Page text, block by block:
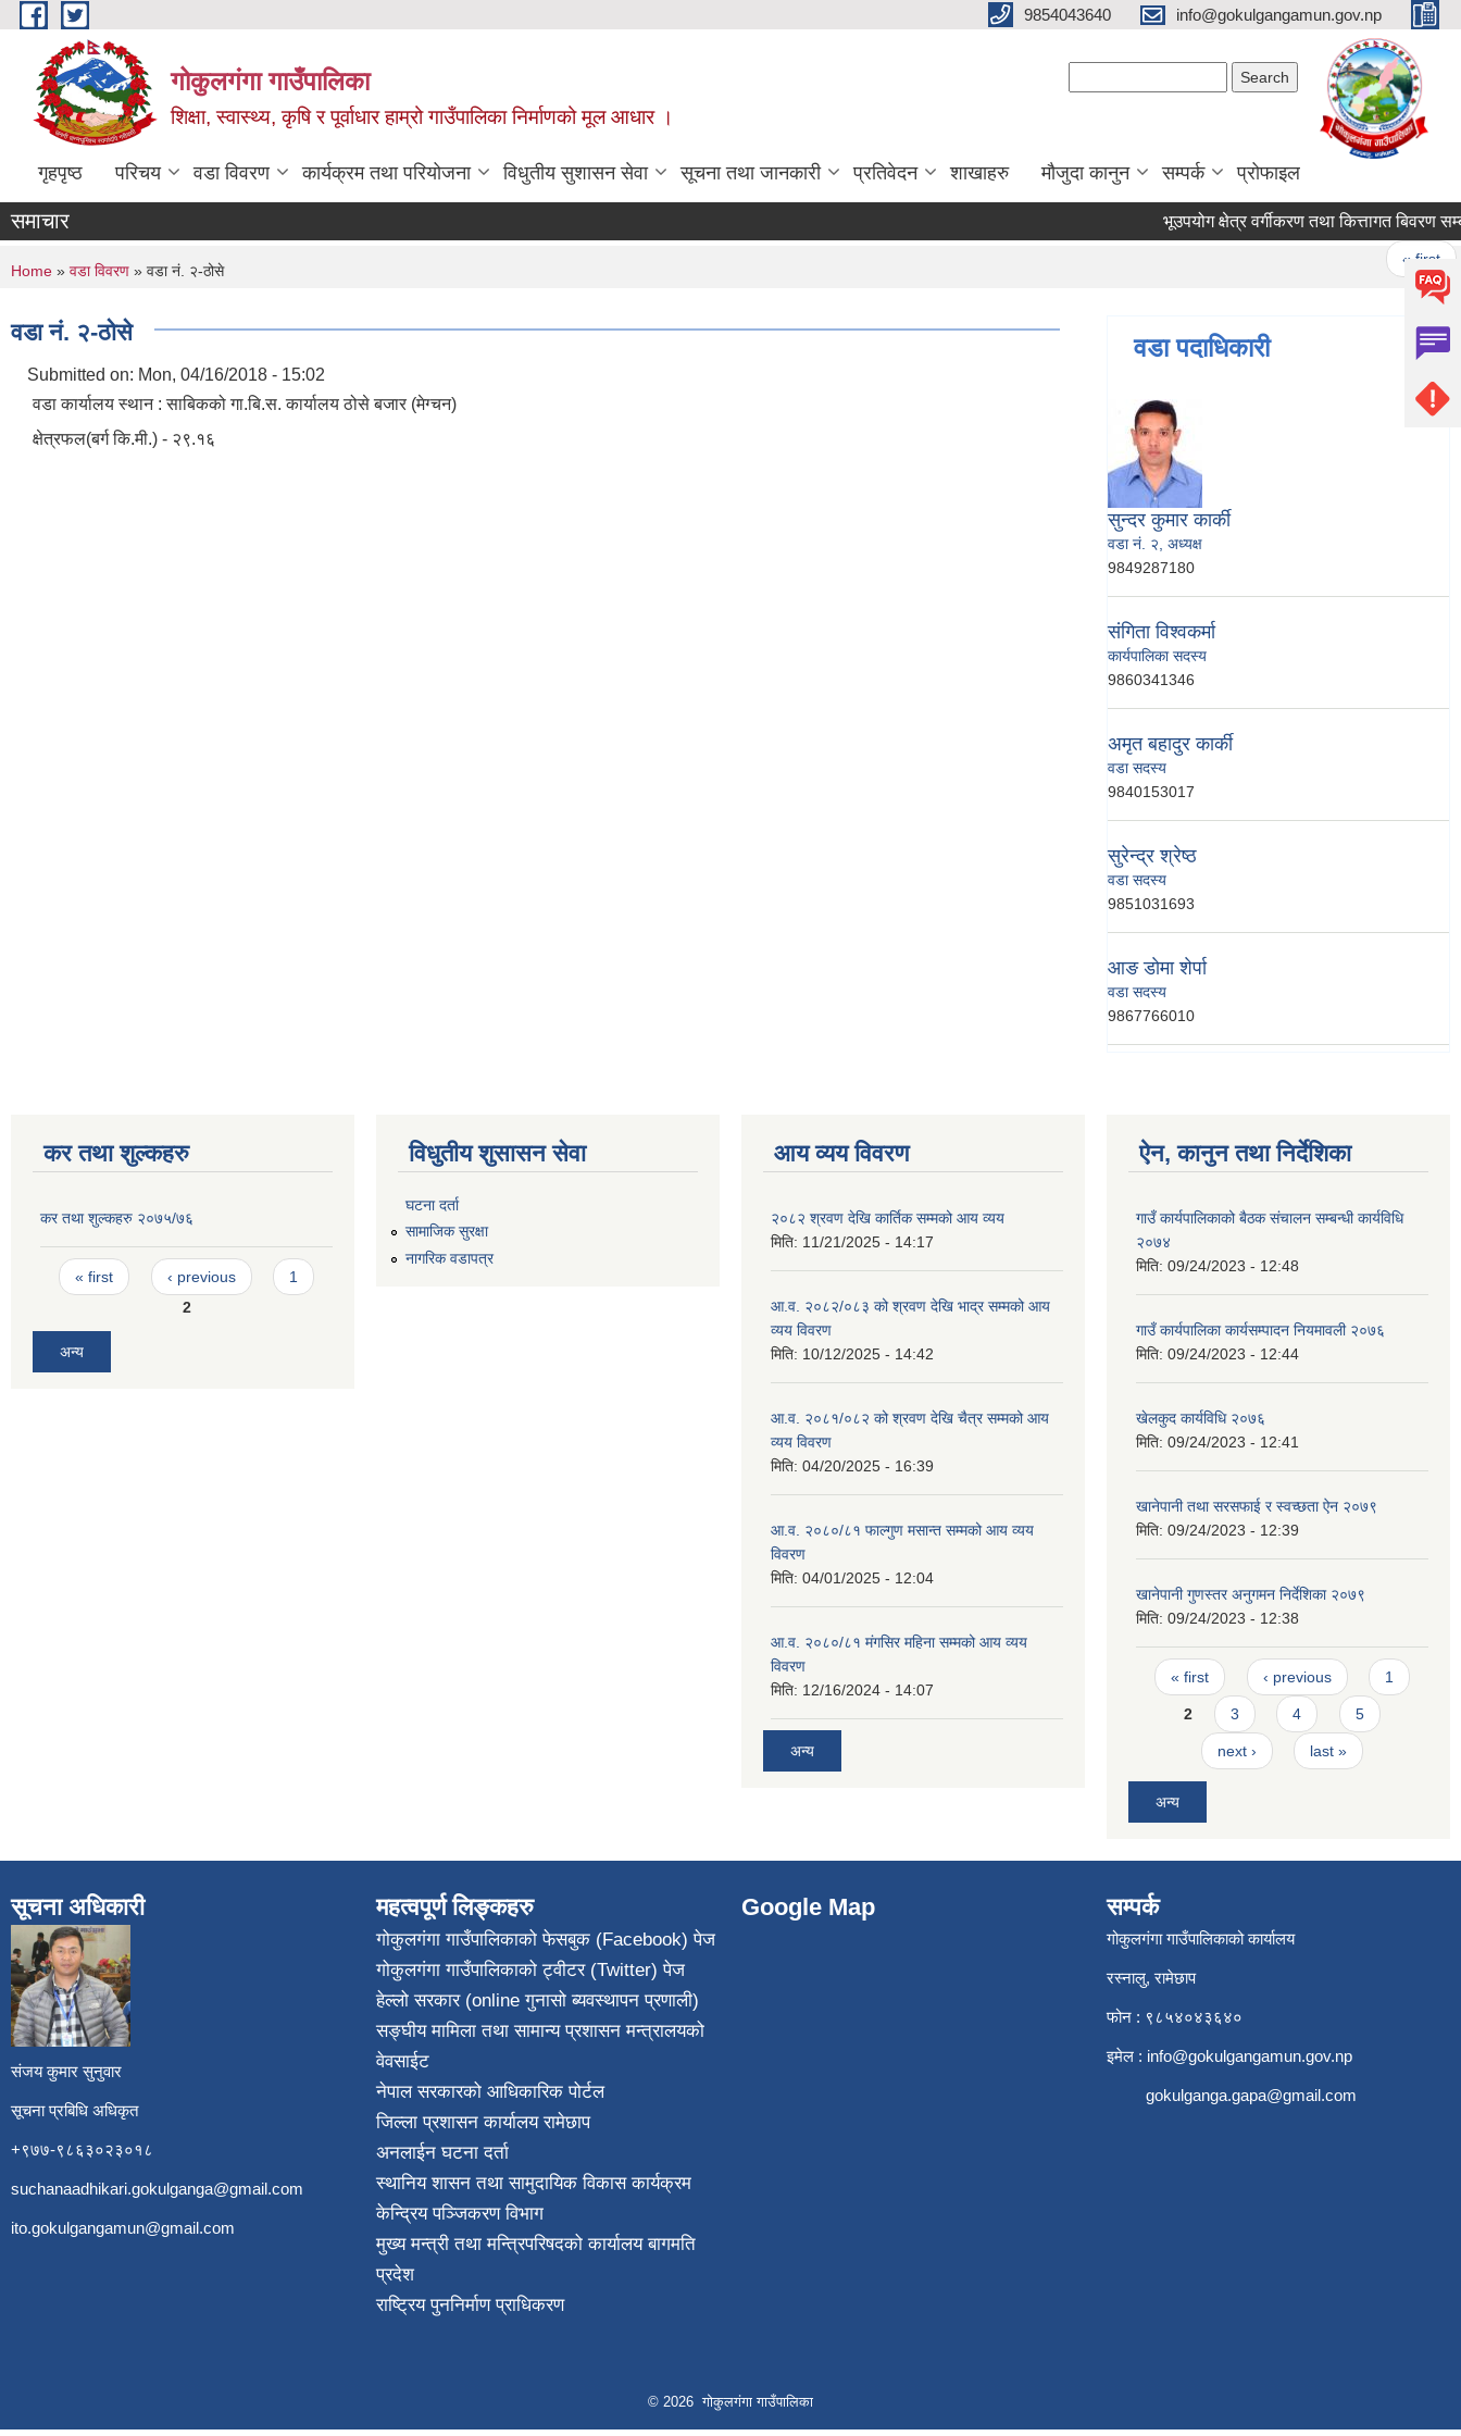
Skip to main content 9854043640 info@gokulgangamun.gov.np
गोकुलगंगा गाउँपालिका
शिक्षा, स्वास्थ्य, कृषि र पूर्वाधार हाम्रो गाउँपालिका निर्माणको मूल आधार ।
गृहपृष्ठ परिचय वडा विवरण कार्यक्रम तथा परियोजना विधुतीय सुशासन सेवा सूचना तथा जानकारी प्रतिवेदन शाखाहरु मौजुदा कानुन सम्पर्क प्रोफाइल
समाचार भूउपयोग क्षेत्र वर्गीकरण तथा कित्तागत बिवरण
« first
You are here
Home » वडा विवरण » वडा नं. २-ठोसे
वडा नं. २-ठोसे
Submitted on: Mon, 04/16/2018 - 15:02
वडा कार्यालय स्थान : साबिकको गा.बि.स. कार्यालय ठोसे बजार (मेग्चन)
क्षेत्रफल(बर्ग कि.मी.) - २९.१६
वडा पदाधिकारी
सुन्दर कुमार कार्की
वडा नं. २, अध्यक्ष
9849287180
संगिता विश्वकर्मा
कार्यपालिका सदस्य
9860341346
अमृत बहादुर कार्की
वडा सदस्य
9840153017
सुरेन्द्र श्रेष्ठ
वडा सदस्य
9851031693
आङ डाेमा शेर्पा
वडा सदस्य
9867766010
कर तथा शुल्कहरु
कर तथा शुल्कहरु २०७५/७६
Pages
« first ‹ previous
1
2
अन्य
विधुतीय शुसासन सेवा
घटना दर्ता
सामाजिक सुरक्षा
नागरिक वडापत्र
आय व्यय विवरण
२०८२ श्रवण देखि कार्तिक सम्मको आय व्यय
मिति: 11/21/2025 - 14:17
आ.व. २०८२/०८३ को श्रवण देखि भाद्र सम्मको आय
व्यय विवरण
मिति: 10/12/2025 - 14:42
आ.व. २०८१/०८२ को श्रवण देखि चैत्र सम्मको आय
व्यय विवरण
मिति: 04/20/2025 - 16:39
आ.व. २०८०/८१ फाल्गुण मसान्त सम्मको आय व्यय
विवरण
मिति: 04/01/2025 - 12:04
आ.व. २०८०/८१ मंगसिर महिना सम्मको आय व्यय
विवरण
मिति: 12/16/2024 - 14:07
अन्य
ऐन, कानुन तथा निर्देशिका
गाउँ कार्यपालिकाको बैठक संचालन सम्बन्धी कार्यविधि
२०७४
मिति: 09/24/2023 - 12:48
गाउँ कार्यपालिका कार्यसम्पादन नियमावली २०७६
मिति: 09/24/2023 - 12:44
खेलकुद कार्यविधि २०७६
मिति: 09/24/2023 - 12:41
खानेपानी तथा सरसफाई र स्वच्छता ऐन २०७९
मिति: 09/24/2023 - 12:39
खानेपानी गुणस्तर अनुगमन निर्देशिका २०७९
मिति: 09/24/2023 - 12:38
Pages
« first ‹ previous 1
2 3 4 5
next › last »
अन्य
सूचना अधिकारी
संजय कुमार सुनुवार
सूचना प्रबिधि अधिकृत
+९७७-९८६३०२३०१८
suchanaadhikari.gokulganga@gmail.com
ito.gokulgangamun@gmail.com
महत्वपूर्ण लिङ्कहरु
गोकुलगंगा गाउँपालिकाको फेसबुक (Facebook) पेज
गोकुलगंगा गाउँपालिकाको ट्वीटर (Twitter) पेज
हेल्लो सरकार (online गुनासो ब्यवस्थापन प्रणाली)
सङ्घीय मामिला तथा सामान्य प्रशासन मन्त्रालयको
वेवसाईट
नेपाल सरकारको आधिकारिक पोर्टल
जिल्ला प्रशासन कार्यालय रामेछाप
अनलाईन घटना दर्ता
स्थानिय शासन तथा सामुदायिक विकास कार्यक्रम
केन्द्रिय पञ्जिकरण विभाग
मुख्य मन्त्री तथा मन्त्रिपरिषदको कार्यालय बागमति
प्रदेश
राष्ट्रिय पुननिर्माण प्राधिकरण
Google Map सम्पर्क
गोकुलगंगा गाउँपालिकाको कार्यालय
रस्नालु, रामेछाप
फोन : ९८५४०४३६४०
इमेल : info@gokulgangamun.gov.np
gokulganga.gapa@gmail.com
© 2026 गोकुलगंगा गाउँपालिका